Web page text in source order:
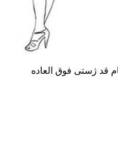
قد ژستی فوق العاده